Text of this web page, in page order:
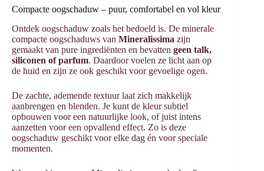
Compacte oogschaduw – puur, comfortabel en vol kleur
Ontdek oogschaduw zoals het bedoeld is. De minerale
compacte oogschaduws van Mineralissima zijn
gemaakt van pure ingrediënten en bevatten geen talk,
siliconen of parfum. Daardoor voelen ze licht aan op
de huid en zijn ze ook geschikt voor gevoelige ogen.
De zachte, ademende textuur laat zich makkelijk
aanbrengen en blenden. Je kunt de kleur subtiel
opbouwen voor een natuurlijke look, of juist intens
aanzetten voor een opvallend effect. Zo is deze
oogschaduw geschikt voor elke dag én voor speciale
momenten.